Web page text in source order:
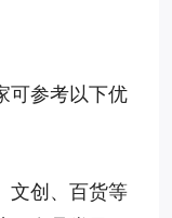
可参考以下优
文创、百货等